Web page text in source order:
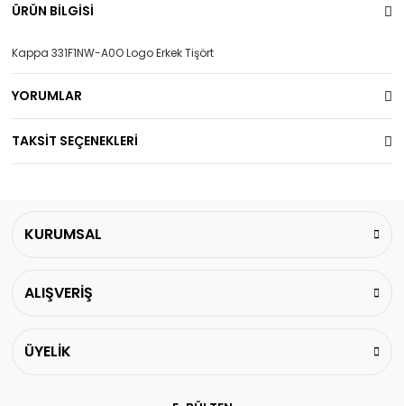
ÜRÜN BİLGİSİ
Kappa 331F1NW-A0O Logo Erkek Tişört
YORUMLAR
TAKSİT SEÇENEKLERİ
KURUMSAL
ALIŞVERİŞ
ÜYELİK